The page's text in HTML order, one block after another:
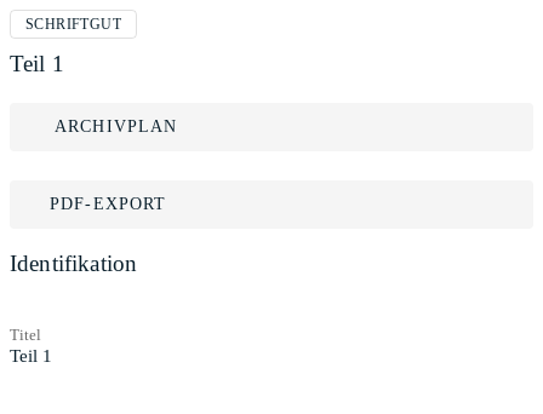
SCHRIFTGUT
Teil 1
ARCHIVPLAN
PDF-EXPORT
Identifikation
Titel
Teil 1